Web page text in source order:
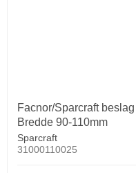
Facnor/Sparcraft
Bredde 90-110mm
Sparcraft
31000110025